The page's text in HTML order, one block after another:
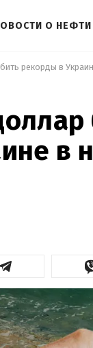
О НЕФТИ
рекорды в
в